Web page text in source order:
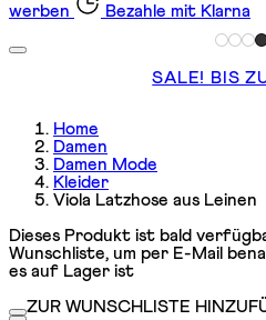
werben
Bezahle mit Klarna
SALE! BIS
Home
Damen
Damen Mode
Kleider
Viola Latzhose aus Leinen
Dieses Produkt ist bald
Wunschliste, um per E-Mail
es auf Lager ist
ZUR WUNSCHLISTE